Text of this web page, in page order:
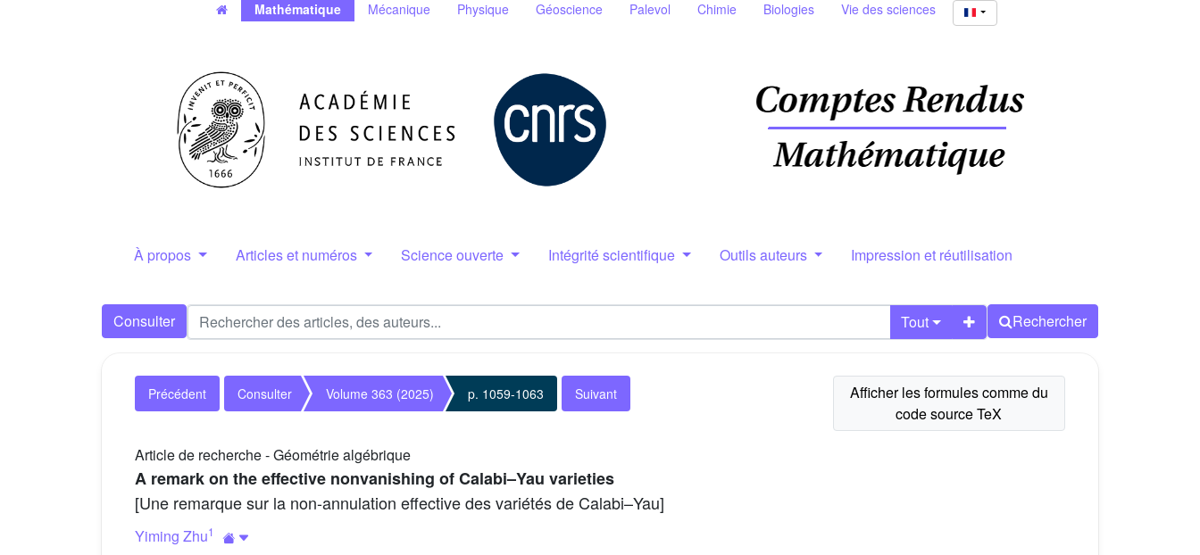
Mathématique Mécanique Physique Géoscience Palevol Chimie Biologies Vie des sciences
À propos Articles et numéros Science ouverte Intégrité scientifique Outils auteurs Impression et réutilisation
Consulter Tout Rechercher
Précédent Consulter Volume 363 (2025) p. 1059-1063 Suivant
Article de recherche - Géométrie algébrique
A remark on the effective nonvanishing of Calabi–Yau varieties
[Une remarque sur la non-annulation effective des variétés de Calabi–Yau]
Yiming Zhu1